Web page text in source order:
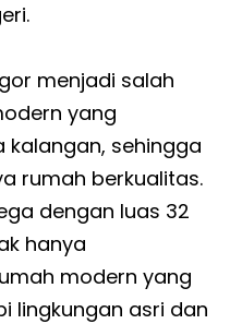
menjadi salah
yang
kalangan, sehingga
rumah berkualitas.
dengan luas 32
hanya
modern yang
lingkungan asri dan